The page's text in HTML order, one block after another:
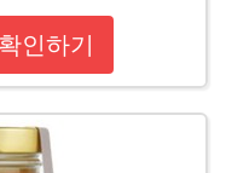
인하기